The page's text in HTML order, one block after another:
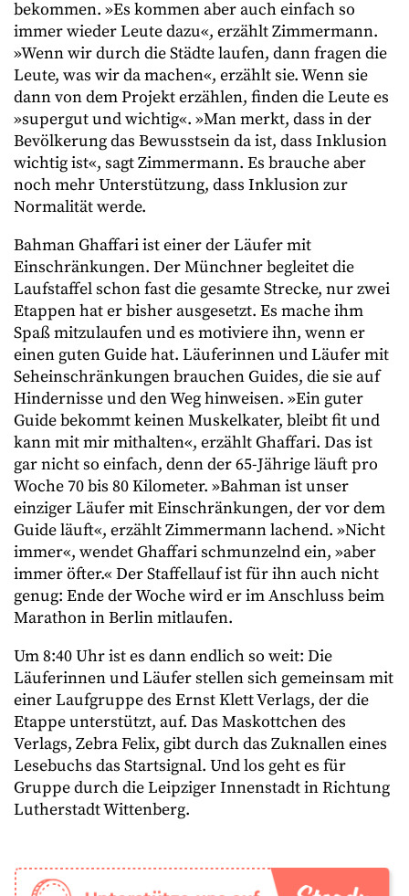
bekommen. »Es kommen aber auch einfach so
immer wieder Leute dazu«, erzählt Zimmermann.
»Wenn wir durch die Städte laufen, dann fragen die
Leute, was wir da machen«, erzählt sie. Wenn sie
dann von dem Projekt erzählen, finden die Leute es
»supergut und wichtig«. »Man merkt, dass in der
Bevölkerung das Bewusstsein da ist, dass Inklusion
wichtig ist«, sagt Zimmermann. Es brauche aber
noch mehr Unterstützung, dass Inklusion zur
Normalität werde.
Bahman Ghaffari ist einer der Läufer mit
Einschränkungen. Der Münchner begleitet die
Laufstaffel schon fast die gesamte Strecke, nur zwei
Etappen hat er bisher ausgesetzt. Es mache ihm
Spaß mitzulaufen und es motiviere ihn, wenn er
einen guten Guide hat. Läuferinnen und Läufer mit
Seheinschränkungen brauchen Guides, die sie auf
Hindernisse und den Weg hinweisen. »Ein guter
Guide bekommt keinen Muskelkater, bleibt fit und
kann mit mir mithalten«, erzählt Ghaffari. Das ist
gar nicht so einfach, denn der 65-Jährige läuft pro
Woche 70 bis 80 Kilometer. »Bahman ist unser
einziger Läufer mit Einschränkungen, der vor dem
Guide läuft«, erzählt Zimmermann lachend. »Nicht
immer«, wendet Ghaffari schmunzelnd ein, »aber
immer öfter.« Der Staffellauf ist für ihn auch nicht
genug: Ende der Woche wird er im Anschluss beim
Marathon in Berlin mitlaufen.
Um 8:40 Uhr ist es dann endlich so weit: Die
Läuferinnen und Läufer stellen sich gemeinsam mit
einer Laufgruppe des Ernst Klett Verlags, der die
Etappe unterstützt, auf. Das Maskottchen des
Verlags, Zebra Felix, gibt durch das Zuknallen eines
Lesebuchs das Startsignal. Und los geht es für
Gruppe durch die Leipziger Innenstadt in Richtung
Lutherstadt Wittenberg.